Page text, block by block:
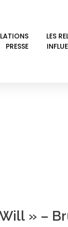
PRESSE
LES
» –